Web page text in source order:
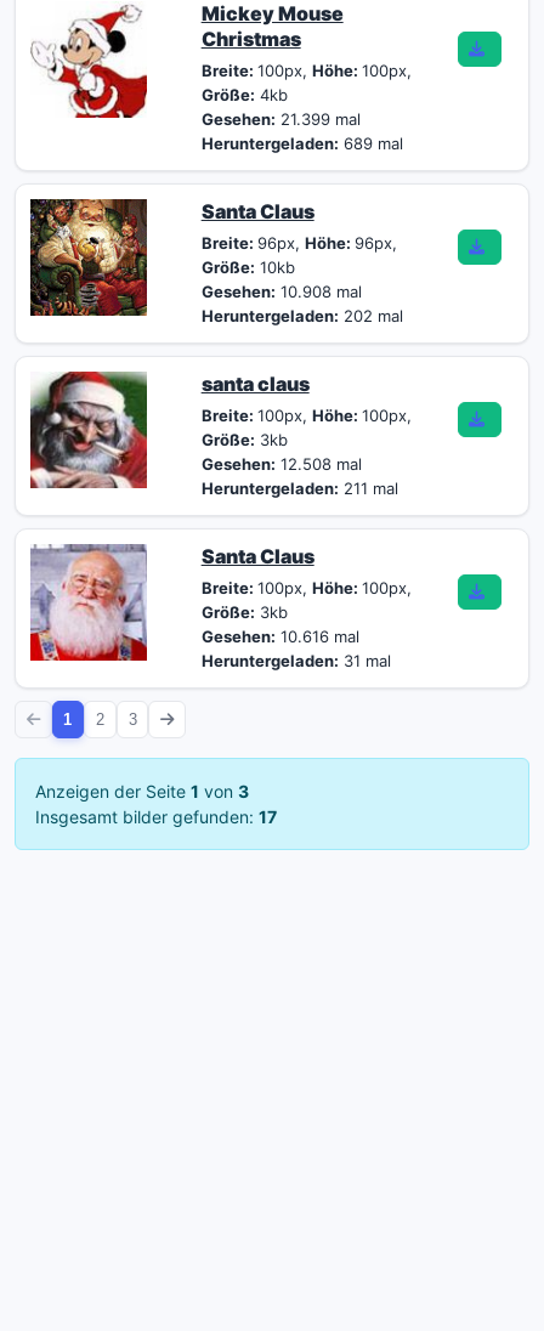
Mickey Mouse
Christmas
Breite: 100px, Höhe: 100px,
Größe: 4kb
Gesehen: 21.399 mal
Heruntergeladen: 689 mal
Santa Claus
Breite: 96px, Höhe: 96px,
Größe: 10kb
Gesehen: 10.908 mal
Heruntergeladen: 202 mal
santa claus
Breite: 100px, Höhe: 100px,
Größe: 3kb
Gesehen: 12.508 mal
Heruntergeladen: 211 mal
Santa Claus
Breite: 100px, Höhe: 100px,
Größe: 3kb
Gesehen: 10.616 mal
Heruntergeladen: 31 mal
1 2 3
Anzeigen der Seite 1 von 3
Insgesamt bilder gefunden: 17